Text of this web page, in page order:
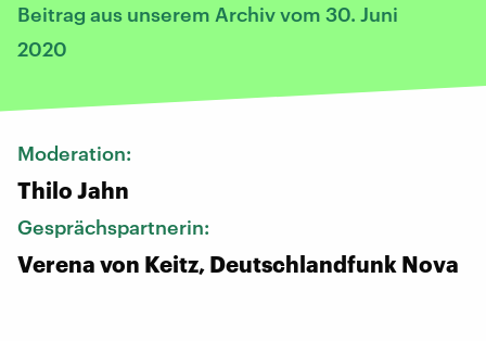
Beitrag aus unserem Archiv vom 30. Juni
2020
Moderation:
Thilo Jahn
Gesprächspartnerin:
Verena von Keitz, Deutschlandfunk Nova